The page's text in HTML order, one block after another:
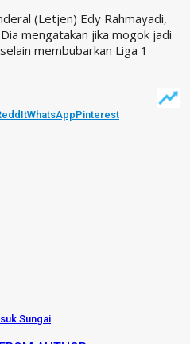
(Letjen) Edy Rahmayadi,
mengatakan jika mogok jadi
membubarkan Liga 1
WhatsAppPinterest
Sungai